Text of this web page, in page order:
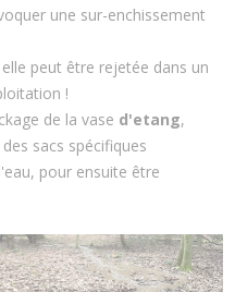
une sur-enchissement
peut être rejetée dans un
!
de la vase d'etang,
sacs spécifiques
pour ensuite être